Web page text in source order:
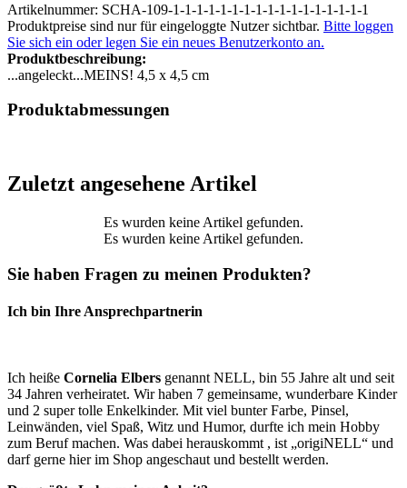
Artikelnummer: SCHA-109-1-1-1-1-1-1-1-1-1-1-1-1-1-1-1-1-1
Produktpreise sind nur für eingeloggte Nutzer sichtbar. Bitte loggen
Sie sich ein oder legen Sie ein neues Benutzerkonto an.
Produktbeschreibung:
...angeleckt...MEINS! 4,5 x 4,5 cm
Produktabmessungen
Zuletzt angesehene Artikel
Es wurden keine Artikel gefunden.
Es wurden keine Artikel gefunden.
Sie haben Fragen zu meinen Produkten?
Ich bin Ihre Ansprechpartnerin
Ich heiße Cornelia Elbers genannt NELL, bin 55 Jahre alt und seit
34 Jahren verheiratet. Wir haben 7 gemeinsame, wunderbare Kinder
und 2 super tolle Enkelkinder. Mit viel bunter Farbe, Pinsel,
Leinwänden, viel Spaß, Witz und Humor, durfte ich mein Hobby
zum Beruf machen. Was dabei herauskommt , ist „origiNELL“ und
darf gerne hier im Shop angeschaut und bestellt werden.